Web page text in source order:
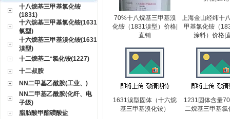
十八烷基三甲基氯化铵
(1831)
十六烷基三甲基氯化铵(1631
氯型)
十六烷基三甲基溴化铵(1631
溴型)
十二烷基二*氯化铵(1227)
十二叔胺
NN二甲基乙酰胺(工业、)
NN二甲基乙酰胺(化纤、电
子级)
脂肪酸甲酯磺酸盐
70%十八烷基三甲基溴
化铵（1831溴型）价格|
直销
上海金山经纬十
甲基氯化铵（
涂料）价格|
1631溴型固体（十六烷
基三甲基溴化铵）
1231固体含量
二烷基三甲基氯